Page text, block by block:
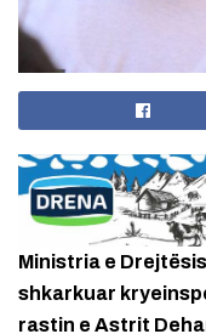
Ministria e
shkarkuar
rastin e Astrit